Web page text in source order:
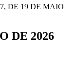
DE 19 DE MAIO
DE 2026